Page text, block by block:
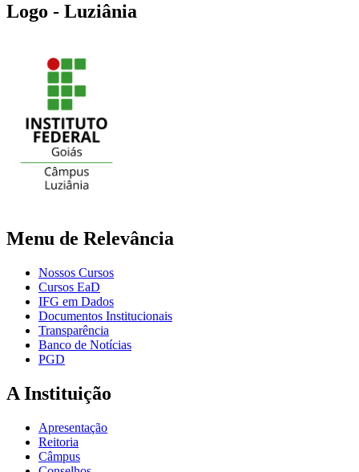
Logo - Luziânia
Menu de Relevância
Nossos Cursos
Cursos EaD
IFG em Dados
Documentos Institucionais
Transparência
Banco de Notícias
PGD
A Instituição
Apresentação
Reitoria
Câmpus